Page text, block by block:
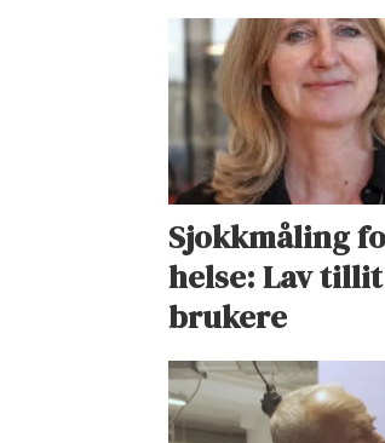
Sjokkmåling
helse: Lav
brukere